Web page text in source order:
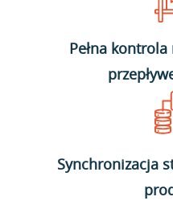
Pełna
Synchronizacja